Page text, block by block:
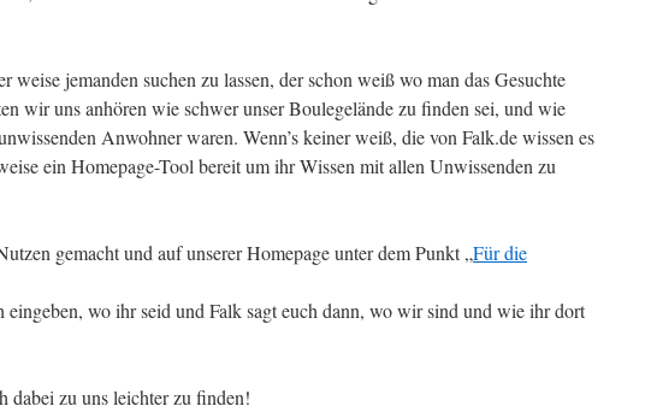
weise jemanden suchen zu lassen, der schon weiß wo man das Gesuchte
wir uns anhören wie schwer unser Boulegelände zu finden sei, und wie
Anwohner waren. Wenn’s keiner weiß, die von Falk.de wissen es
ein Homepage-Tool bereit um ihr Wissen mit allen Unwissenden zu
gemacht und auf unserer Homepage unter dem Punkt „Für die
eingeben, wo ihr seid und Falk sagt euch dann, wo wir sind und wie ihr dort
dabei zu uns leichter zu finden!